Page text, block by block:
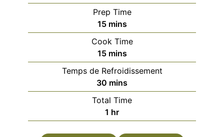
Prep Time
15minutes
mins
Cook Time
15minutes
mins
Temps de Refroidissement
30 minutes
mins
Total Time
1 hour
hr